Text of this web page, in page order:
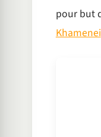
pour but
Khamenei